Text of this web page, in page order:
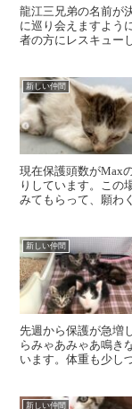
龍江三兄弟の名前が
に巡り会えますよう
者の方にレスキュー
新しい仲間
現在保護頭数がMax
りしています。この
みてもらって、願わ
新しい仲間
先週から保護が急増
らみゃあみゃあ鳴き
います。体重も少し
新しい仲間